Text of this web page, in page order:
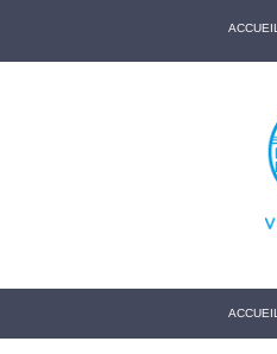
ACCUEIL
ACCUEIL